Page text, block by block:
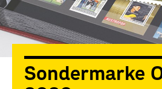
Sondermarke